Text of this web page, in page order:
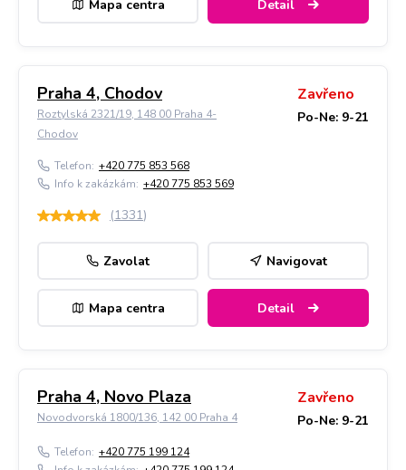
Mapa centra Detail
Praha 4, Chodov
Roztylská 2321/19, 148 00 Praha 4-
Chodov
Zavřeno
Po-Ne: 9-21
Telefon: +420 775 853 568
Info k zakázkám: +420 775 853 569
(1331)
Zavolat Navigovat
Mapa centra Detail
Praha 4, Novo Plaza
Novodvorská 1800/136, 142 00 Praha 4
Zavřeno
Po-Ne: 9-21
Telefon: +420 775 199 124